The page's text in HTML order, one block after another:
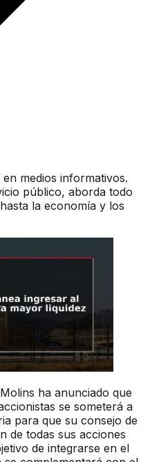
medios informativos.
público, aborda todo
la economía y los
ha anunciado que
se someterá a
para que su consejo de
de todas sus acciones
de integrarse en el